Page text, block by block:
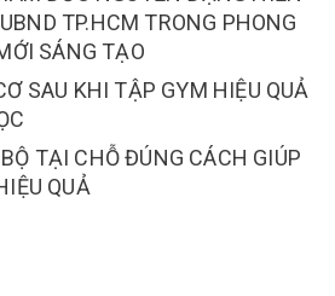
TP.HCM TRONG PHONG
SÁNG TẠO
SAU KHI TẬP GYM HIỆU QUẢ
TẠI CHỖ ĐÚNG CÁCH GIÚP
QUẢ